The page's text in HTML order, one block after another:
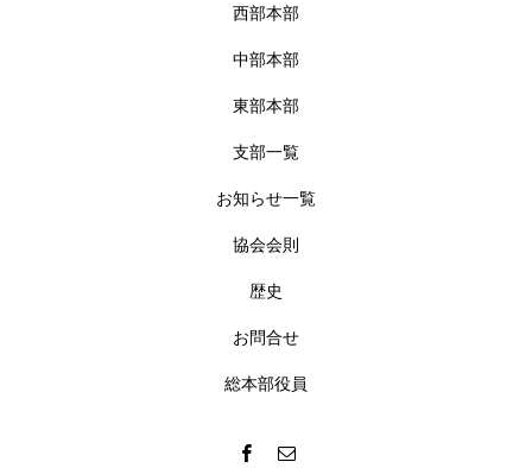
西部本部
中部本部
東部本部
支部一覧
お知らせ一覧
協会会則
歴史
お問合せ
総本部役員